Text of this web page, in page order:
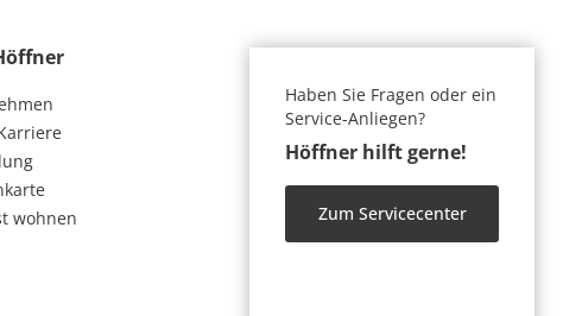
wohnen
Haben Sie Fragen oder ein
Service-Anliegen?
Höffner hilft gerne!
Zum Servicecenter